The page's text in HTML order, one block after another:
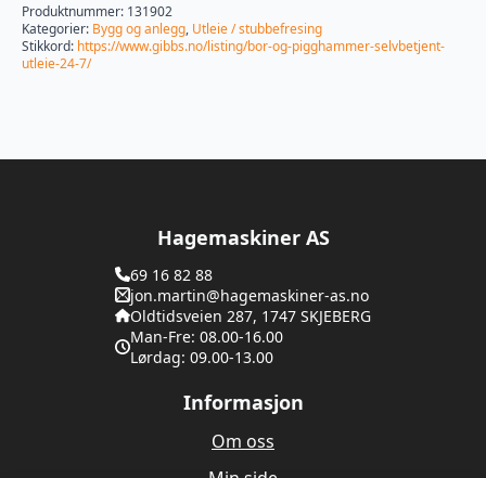
Produktnummer: 131902
Kategorier: Bygg og anlegg, Utleie / stubbefresing
Stikkord: https://www.gibbs.no/listing/bor-og-pigghammer-selvbetjent-
utleie-24-7/
Hagemaskiner AS
69 16 82 88
jon.martin@hagemaskiner-as.no
Oldtidsveien 287, 1747 SKJEBERG
Man-Fre: 08.00-16.00
Lørdag: 09.00-13.00
Informasjon
Om oss